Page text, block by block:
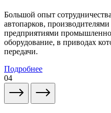
Большой опыт
автопарков,
предприятиями
оборудование, в приводах
передачи.
Подробнее
04